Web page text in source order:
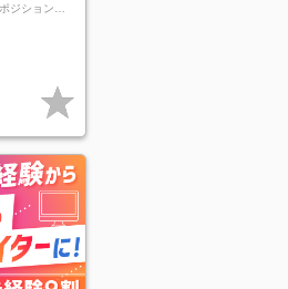
ジションマ